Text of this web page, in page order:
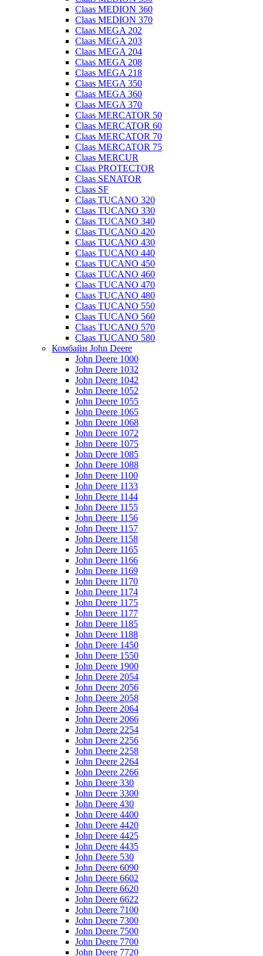
Claas MEDION 360
Claas MEDION 370
Claas MEGA 202
Claas MEGA 203
Claas MEGA 204
Claas MEGA 208
Claas MEGA 218
Claas MEGA 350
Claas MEGA 360
Claas MEGA 370
Claas MERCATOR 50
Claas MERCATOR 60
Claas MERCATOR 70
Claas MERCATOR 75
Claas MERCUR
Claas PROTECTOR
Claas SENATOR
Claas SF
Claas TUCANO 320
Claas TUCANO 330
Claas TUCANO 340
Claas TUCANO 420
Claas TUCANO 430
Claas TUCANO 440
Claas TUCANO 450
Claas TUCANO 460
Claas TUCANO 470
Claas TUCANO 480
Claas TUCANO 550
Claas TUCANO 560
Claas TUCANO 570
Claas TUCANO 580
Комбайн John Deere
John Deere 1000
John Deere 1032
John Deere 1042
John Deere 1052
John Deere 1055
John Deere 1065
John Deere 1068
John Deere 1072
John Deere 1075
John Deere 1085
John Deere 1088
John Deere 1100
John Deere 1133
John Deere 1144
John Deere 1155
John Deere 1156
John Deere 1157
John Deere 1158
John Deere 1165
John Deere 1166
John Deere 1169
John Deere 1170
John Deere 1174
John Deere 1175
John Deere 1177
John Deere 1185
John Deere 1188
John Deere 1450
John Deere 1550
John Deere 1900
John Deere 2054
John Deere 2056
John Deere 2058
John Deere 2064
John Deere 2066
John Deere 2254
John Deere 2256
John Deere 2258
John Deere 2264
John Deere 2266
John Deere 330
John Deere 3300
John Deere 430
John Deere 4400
John Deere 4420
John Deere 4425
John Deere 4435
John Deere 530
John Deere 6090
John Deere 6602
John Deere 6620
John Deere 6622
John Deere 7100
John Deere 7300
John Deere 7500
John Deere 7700
John Deere 7720